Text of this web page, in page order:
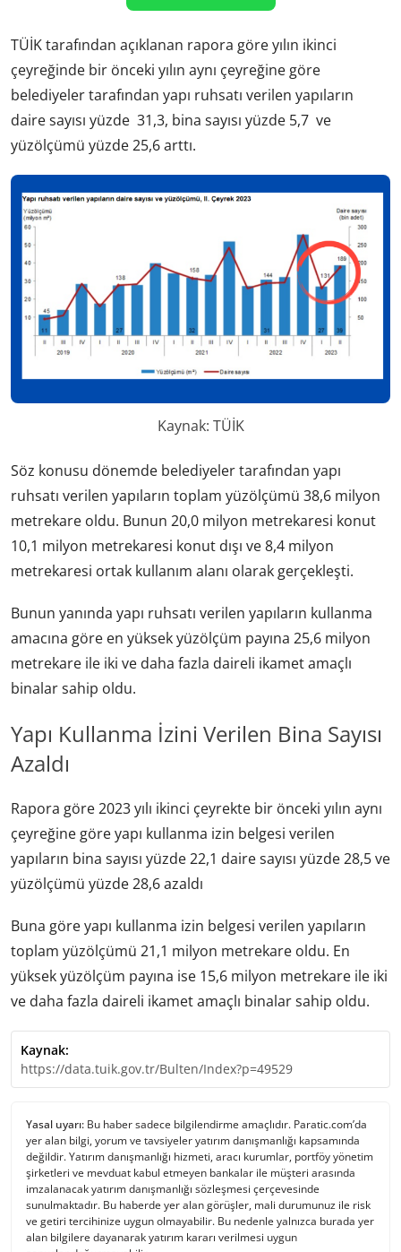
TÜİK tarafından açıklanan rapora göre yılın ikinci
çeyreğinde bir önceki yılın aynı çeyreğine göre
belediyeler tarafından yapı ruhsatı verilen yapıların
daire sayısı yüzde 31,3, bina sayısı yüzde 5,7 ve
yüzölçümü yüzde 25,6 arttı.
Kaynak: TÜİK
Söz konusu dönemde belediyeler tarafından yapı
ruhsatı verilen yapıların toplam yüzölçümü 38,6 milyon
metrekare oldu. Bunun 20,0 milyon metrekaresi konut
10,1 milyon metrekaresi konut dışı ve 8,4 milyon
metrekaresi ortak kullanım alanı olarak gerçekleşti.
Bunun yanında yapı ruhsatı verilen yapıların kullanma
amacına göre en yüksek yüzölçüm payına 25,6 milyon
metrekare ile iki ve daha fazla daireli ikamet amaçlı
binalar sahip oldu.
Yapı Kullanma İzini Verilen Bina Sayısı
Azaldı
Rapora göre 2023 yılı ikinci çeyrekte bir önceki yılın aynı
çeyreğine göre yapı kullanma izin belgesi verilen
yapıların bina sayısı yüzde 22,1 daire sayısı yüzde 28,5 ve
yüzölçümü yüzde 28,6 azaldı
Buna göre yapı kullanma izin belgesi verilen yapıların
toplam yüzölçümü 21,1 milyon metrekare oldu. En
yüksek yüzölçüm payına ise 15,6 milyon metrekare ile iki
ve daha fazla daireli ikamet amaçlı binalar sahip oldu.
Kaynak:
https://data.tuik.gov.tr/Bulten/Index?p=49529
Yasal uyarı: Bu haber sadece bilgilendirme amaçlıdır. Paratic.com’da
yer alan bilgi, yorum ve tavsiyeler yatırım danışmanlığı kapsamında
değildir. Yatırım danışmanlığı hizmeti, aracı kurumlar, portföy yönetim
şirketleri ve mevduat kabul etmeyen bankalar ile müşteri arasında
imzalanacak yatırım danışmanlığı sözleşmesi çerçevesinde
sunulmaktadır. Bu haberde yer alan görüşler, mali durumunuz ile risk
ve getiri tercihinize uygun olmayabilir. Bu nedenle yalnızca burada yer
alan bilgilere dayanarak yatırım kararı verilmesi uygun